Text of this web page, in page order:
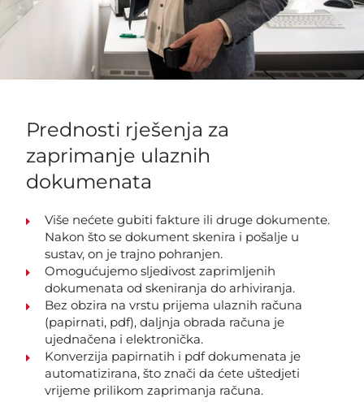
Prednosti rješenja za
zaprimanje ulaznih
dokumenata
Više nećete gubiti fakture ili druge dokumente.
Nakon što se dokument skenira i pošalje u
sustav, on je trajno pohranjen.
Omogućujemo sljedivost zaprimljenih
dokumenata od skeniranja do arhiviranja.
Bez obzira na vrstu prijema ulaznih računa
(papirnati, pdf), daljnja obrada računa je
ujednačena i elektronička.
Konverzija papirnatih i pdf dokumenata je
automatizirana, što znači da ćete uštedjeti
vrijeme prilikom zaprimanja računa.